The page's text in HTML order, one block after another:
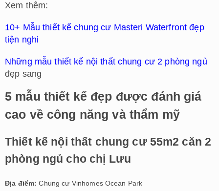
Xem thêm:
10+ Mẫu thiết kế chung cư Masteri Waterfront đẹp
tiện nghi
Những mẫu thiết kế nội thất chung cư 2 phòng ngủ
đẹp sang
5 mẫu thiết kế đẹp được đánh giá
cao về công năng và thẩm mỹ
Thiết kế nội thất chung cư 55m2 căn 2
phòng ngủ cho chị Lưu
Địa điểm:Chung cư Vinhomes Ocean Park